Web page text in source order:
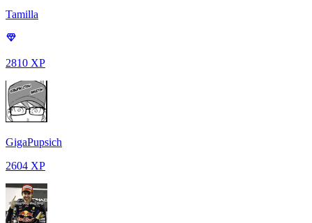
Tamilla
2810 XP
GigaPupsich
2604 XP